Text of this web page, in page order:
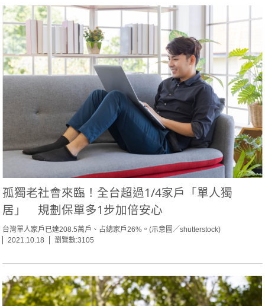
孤獨老社會來臨！全台超過1/4家戶「單人獨
居」 規劃保單多1步加倍安心
台灣單人家戶已達208.5萬戶、占總家戶26%。(示意圖／shutterstock)
2021.10.18
瀏覽數:3105